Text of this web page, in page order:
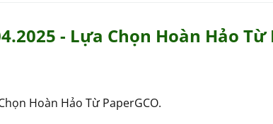
- Lựa Chọn Hoàn Hảo Từ
Hoàn Hảo Từ PaperGCO.